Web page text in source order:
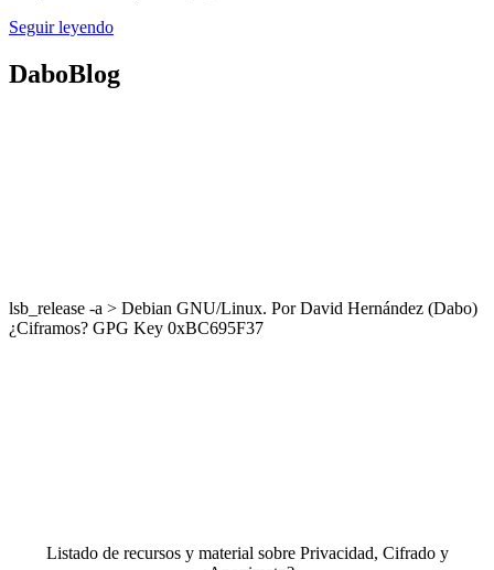
Seguir leyendo
DaboBlog
lsb_release -a > Debian GNU/Linux. Por David Hernández (Dabo)
¿Ciframos? GPG Key 0xBC695F37
Listado de recursos y material sobre Privacidad, Cifrado y